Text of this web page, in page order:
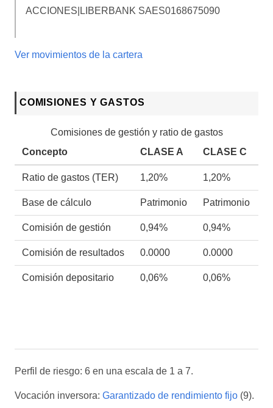
ACCIONES|LIBERBANK SAES0168675090
Ver movimientos de la cartera
COMISIONES Y GASTOS
Comisiones de gestión y ratio de gastos
Concepto
CLASE A CLASE C
Ratio de gastos (TER) 1,20% 1,20%
Base de cálculo Patrimonio Patrimonio
Comisión de gestión 0,94% 0,94%
Comisión de resultados 0.0000 0.0000
Comisión depositario 0,06% 0,06%
Perfil de riesgo: 6 en una escala de 1 a 7.
Vocación inversora: Garantizado de rendimiento fijo (9).